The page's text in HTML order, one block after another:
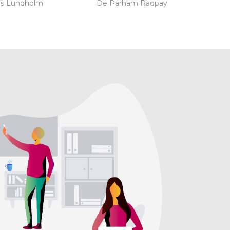
Lundholm De Parham Radpay